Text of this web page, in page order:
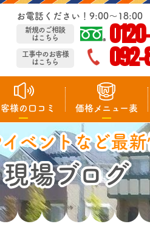
お電話ください！9:00～18:00
新規のご相談
はこちら
工事中のお客様
はこちら
様の口コミ 価格メニュー表
ベントなど最
現場ブログ